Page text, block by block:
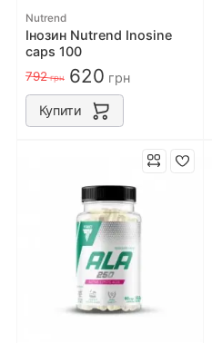
Nutrend
Інозин Nutrend Inosine
caps 100
792грн 620 грн
Купити